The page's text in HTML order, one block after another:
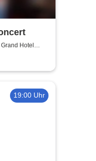
Hotel
19:00 Uhr